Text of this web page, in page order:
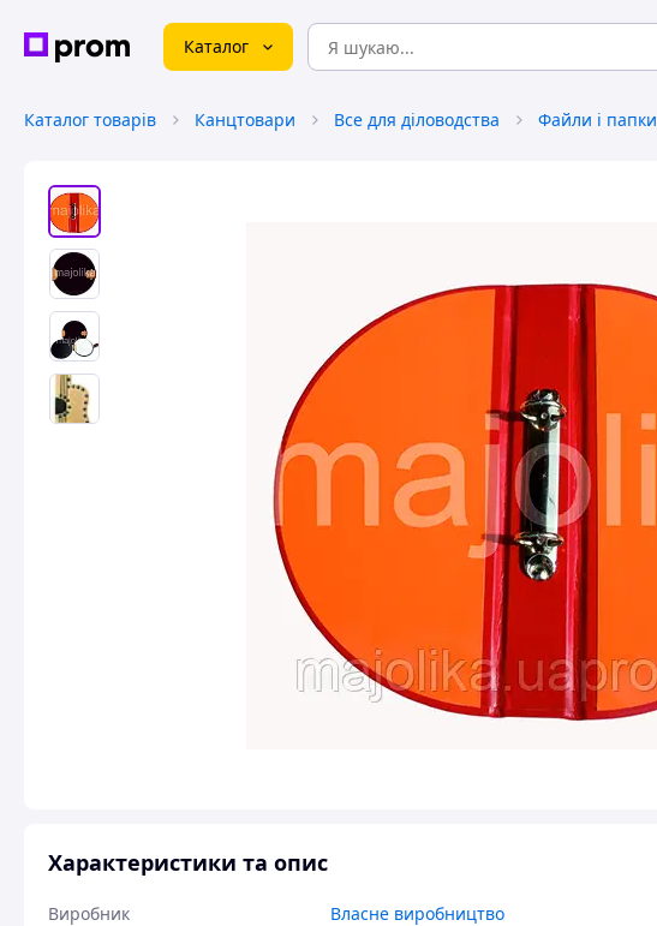
Каталог
Каталог товарів Канцтовари Все для діловодства Файли і папки
Характеристики та опис
Виробник
Власне виробництво